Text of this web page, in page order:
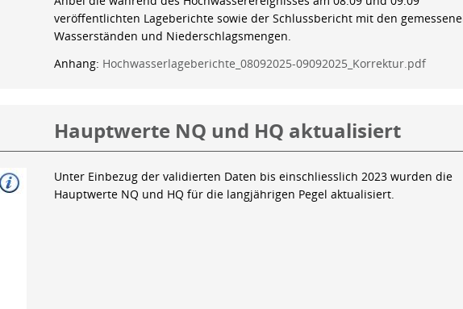
veröffentlichten Lageberichte sowie der Schlussbericht mit den
Wasserständen und Niederschlagsmengen.
Anhang: Hochwasserlageberichte_08092025-09092025_Korrektur.pdf
Hauptwerte NQ und HQ aktualisiert
Unter Einbezug der validierten Daten bis einschliesslich 2023 wurden die
Hauptwerte NQ und HQ für die langjährigen Pegel aktualisiert.